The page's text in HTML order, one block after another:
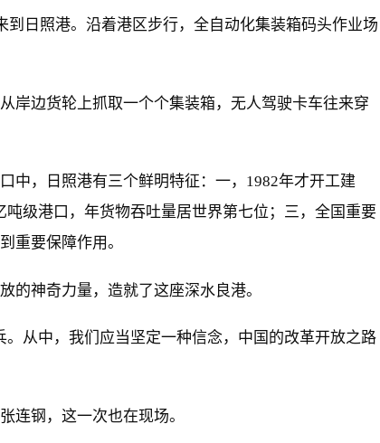
日照港。沿着港区步行，全自动化集装箱码头作业场
岸边货轮上抓取一个个集装箱，无人驾驶卡车往来穿
中，日照港有三个鲜明特征：一，1982年才开工建
级港口，年货物吞吐量居世界第七位；三，全国重要
重要保障作用。
的神奇力量，造就了这座深水良港。
从中，我们应当坚定一种信念，中国的改革开放之路
连钢，这一次也在现场。